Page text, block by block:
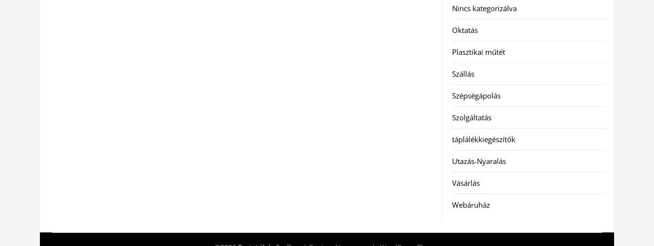
Nincs kategorizálva
Oktatás
Plasztikai műtét
Szállás
Szépségápolás
Szolgáltatás
táplálékkiegészítők
Utazás-Nyaralás
Vásárlás
Webáruház